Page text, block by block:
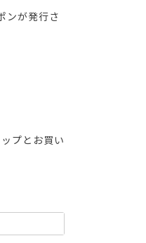
ンが発行さ
プとお買い